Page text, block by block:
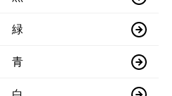
緑
青